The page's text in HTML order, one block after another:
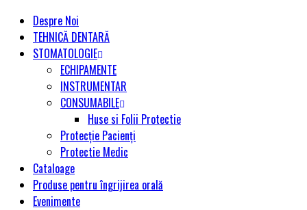
Despre Noi
TEHNICĂ DENTARĂ
STOMATOLOGIE
ECHIPAMENTE
INSTRUMENTAR
CONSUMABILE
Huse si Folii Protectie
Protecție Pacienți
Protectie Medic
Cataloage
Produse pentru îngrijirea orală
Evenimente